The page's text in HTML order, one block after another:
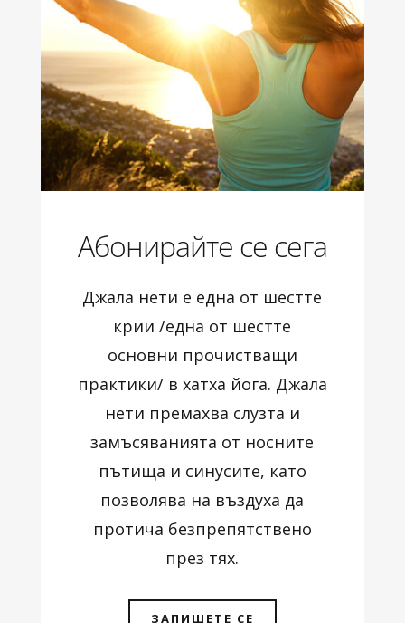
Абонирайте се сега
Джала нети е една от шестте
крии /една от шестте
основни прочистващи
практики/ в хатха йога. Джала
нети премахва слузта и
замъсяванията от носните
пътища и синусите, като
позволява на въздуха да
протича безпрепятствено
през тях.
ЗАПИШЕТЕ СЕ